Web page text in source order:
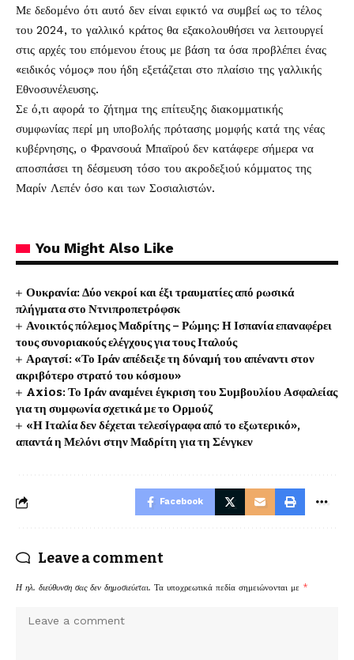
Με δεδομένο ότι αυτό δεν είναι εφικτό να συμβεί ως το τέλος
του 2024, το γαλλικό κράτος θα εξακολουθήσει να λειτουργεί
στις αρχές του επόμενου έτους με βάση τα όσα προβλέπει ένας
«ειδικός νόμος» που ήδη εξετάζεται στο πλαίσιο της γαλλικής
Εθνοσυνέλευσης.
Σε ό,τι αφορά το ζήτημα της επίτευξης διακομματικής
συμφωνίας περί μη υποβολής πρότασης μομφής κατά της νέας
κυβέρνησης, ο Φρανσουά Μπαϊρού δεν κατάφερε σήμερα να
αποσπάσει τη δέσμευση τόσο του ακροδεξιού κόμματος της
Μαρίν Λεπέν όσο και των Σοσιαλιστών.
You Might Also Like
Ουκρανία: Δύο νεκροί και έξι τραυματίες από ρωσικά
πλήγματα στο Ντνιπροπετρόφσκ
Ανοικτός πόλεμος Μαδρίτης – Ρώμης: Η Ισπανία επαναφέρει
τους συνοριακούς ελέγχους για τους Ιταλούς
Αραγτσί: «Το Ιράν απέδειξε τη δύναμή του απέναντι στον
ακριβότερο στρατό του κόσμου»
Axios: Το Ιράν αναμένει έγκριση του Συμβουλίου Ασφαλείας
για τη συμφωνία σχετικά με το Ορμούζ
«Η Ιταλία δεν δέχεται τελεσίγραφα από το εξωτερικό»,
απαντά η Μελόνι στην Μαδρίτη για τη Σένγκεν
Facebook
Leave a comment
Η ηλ. διεύθυνση σας δεν δημοσιεύεται. Τα υποχρεωτικά πεδία σημειώνονται με *